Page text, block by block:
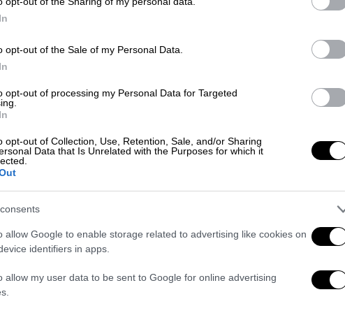
opt-out of the Sale of my Personal Data.
opt-out of processing my Personal Data for Targeted
opt-out of Collection, Use, Retention, Sale, and/or Sharing
Data that Is Unrelated with the Purposes for which it
allow Google to enable storage related to advertising like cookies on
identifiers in apps.
allow my user data to be sent to Google for online advertising
το πρωί της Δευτέρας
σε χώρο εταιρείας στην περιοχή του
ότι οι δύο άντρες έπεσαν θύματα
από πυροβόλο όπλο στο κεφάλι
εργάζονταν στη συγκεκριμένη εταιρεία
το οποίο περιείχε δύο κρεβάτια.
της Ασφάλειας Αττικής,